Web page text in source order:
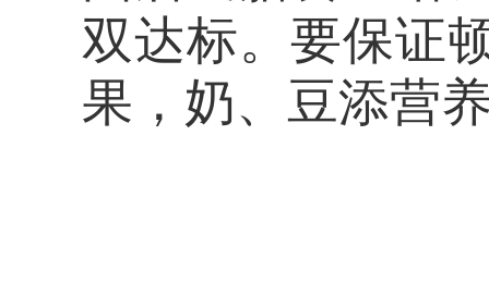
双达标。要保证
果，奶、豆添营